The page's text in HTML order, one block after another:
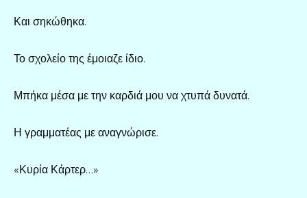
Και σηκώθηκα.
Το σχολείο της έμοιαζε ίδιο.
Μπήκα μέσα με την καρδιά μου να χτυπά δυνατά.
Η γραμματέας με αναγνώρισε.
«Κυρία Κάρτερ…»